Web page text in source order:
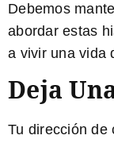
Debemos
abordar estas
a vivir una vida
Deja
Tu dirección de